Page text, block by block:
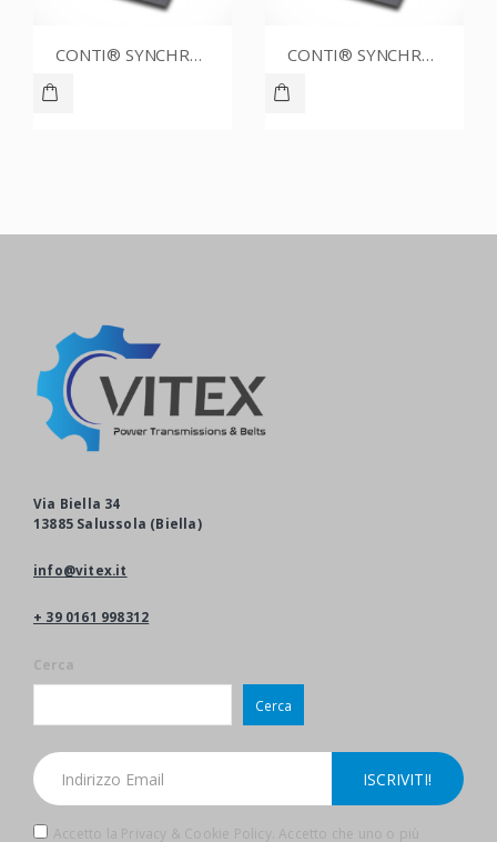
CONTI® SYNCHROBELT 54XL-400 CUSTOM CONTI® SYNCHROBELT 60XL037
Via Biella 34
13885 Salussola (Biella)
info@vitex.it
+ 39 0161 998312
Cerca
Cerca
Accetto la Privacy & Cookie Policy. Accetto che uno o più